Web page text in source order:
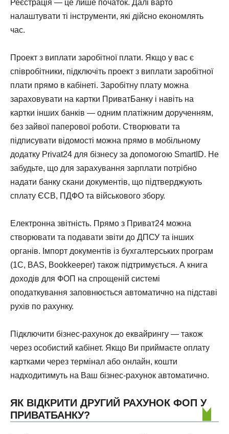
Реєстрація — це лише початок. Далі варто
налаштувати ті інструменти, які дійсно економлять
час.
Проект з виплати заробітної плати. Якщо у вас є
співробітники, підключіть проект з виплати заробітної
плати прямо в кабінеті. Заробітну плату можна
зараховувати на картки ПриватБанку і навіть на
картки інших банків — одним платіжним дорученням,
без зайвої паперової роботи. Створювати та
підписувати відомості можна прямо в мобільному
додатку Privat24 для бізнесу за допомогою SmartID. Не
забудьте, що для зарахування зарплати потрібно
надати банку скани документів, що підтверджують
сплату ЄСВ, ПДФО та військового збору.
Електронна звітність. Прямо з Приват24 можна
створювати та подавати звіти до ДПСУ та інших
органів. Імпорт документів із бухгалтерських програм
(1С, BAS, Bookkeeper) також підтримується. А книга
доходів для ФОП на спрощеній системі
оподаткування заповнюється автоматично на підставі
рухів по рахунку.
Підключити бізнес-рахунок до еквайрингу — також
через особистий кабінет. Якщо Ви приймаєте оплату
картками через термінал або онлайн, кошти
надходитимуть на Ваш бізнес-рахунок автоматично.
ЯК ВІДКРИТИ ДРУГИЙ РАХУНОК ФОП У
ПРИВАТБАНКУ?